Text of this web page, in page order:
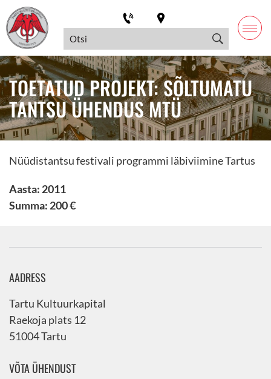
TOETATUD PROJEKT: SÕLTUMATU
TANTSU ÜHENDUS MTÜ
Nüüdistantsu festivali programmi läbiviimine Tartus
Aasta: 2011
Summa: 200 €
AADRESS
Tartu Kultuurkapital
Raekoja plats 12
51004 Tartu
VÕTA ÜHENDUST